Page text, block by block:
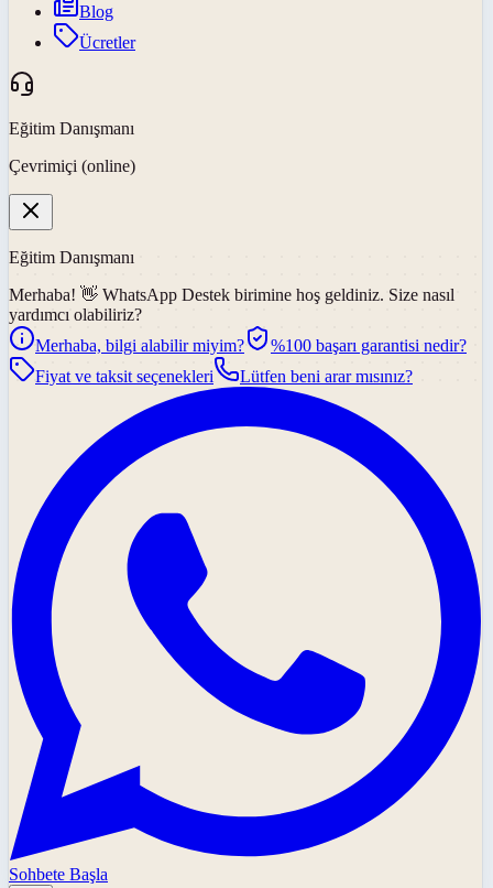
Blog
Ücretler
Eğitim Danışmanı
Çevrimiçi (online)
Eğitim Danışmanı
Merhaba! 👋 WhatsApp Destek birimine hoş geldiniz. Size nasıl
yardımcı olabiliriz?
Merhaba, bilgi alabilir miyim?
%100 başarı garantisi nedir?
Fiyat ve taksit seçenekleri
Lütfen beni arar mısınız?
Sohbete Başla